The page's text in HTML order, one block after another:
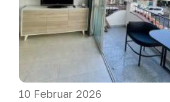
10 Februar 2026